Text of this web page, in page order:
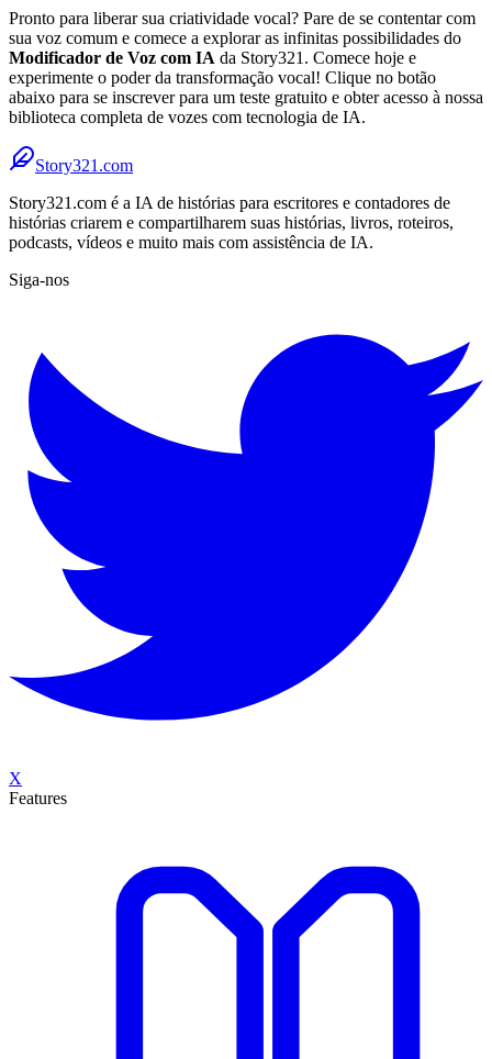
Pronto para liberar sua criatividade vocal? Pare de se contentar com
sua voz comum e comece a explorar as infinitas possibilidades do
Modificador de Voz com IA da Story321. Comece hoje e
experimente o poder da transformação vocal! Clique no botão
abaixo para se inscrever para um teste gratuito e obter acesso à nossa
biblioteca completa de vozes com tecnologia de IA.
Story321.com
Story321.com é a IA de histórias para escritores e contadores de
histórias criarem e compartilharem suas histórias, livros, roteiros,
podcasts, vídeos e muito mais com assistência de IA.
Siga-nos
X
Features